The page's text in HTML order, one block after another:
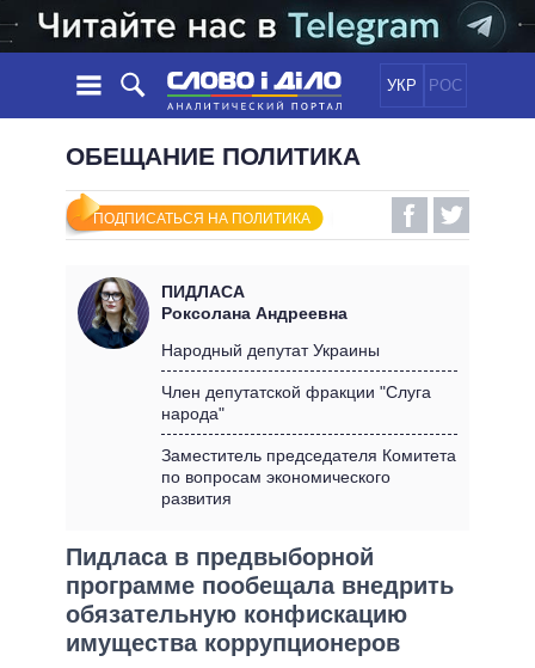
УКР РОС
НОВОСТИ
ЛЕНТА
СОБЫТИЯ
СТАТЬИ
МНЕНИЯ
ОБЗОРЫ
ДАЙДЖЕСТЫ
ПОЛИТИКА
ЭКОНОМИКА
МИР
ОБЕЩАНИЯ
ВСЕ ПОЛИТИКИ
ПРЕЗИДЕНТ И ОФИС
КАБИНЕТ МИНИСТРОВ
ГЛАВЫ ОБЛАДМИНИСТРАЦИЙ
ИНФОГРАФИКА
ВИДЕО
ПОДДЕРЖАТЬ
СРАВНЕНИЕ ПОЛИТИКОВ
ОБЕЩАНИЕ ПОЛИТИКА
ПОДПИСАТЬСЯ НА ПОЛИТИКА
ПИДЛАСА
Роксолана Андреевна
Народный депутат Украины
Член депутатской фракции "Слуга
народа"
Заместитель председателя Комитета
по вопросам экономического
развития
Пидласа в предвыборной
программе пообещала внедрить
обязательную конфискацию
имущества коррупционеров